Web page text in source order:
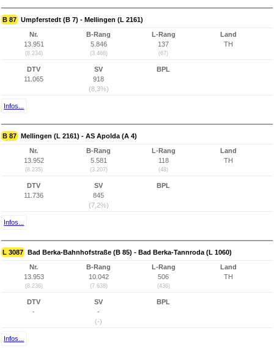
B 87 Umpferstedt (B 7) - Mellingen (L 2161)
Nr.
13.951
(8.234)
B-Rang
5.846
(3.468)
L-Rang
137
(67)
Land
TH
DTV
11.065
SV
918
(8,3%)
BPL
Infos...
B 87 Mellingen (L 2161) - AS Apolda (A 4)
Nr.
13.952
(8.235)
B-Rang
5.581
(3.207)
L-Rang
118
(48)
Land
TH
DTV
11.736
SV
845
(7,2%)
BPL
Infos...
L 3087 Bad Berka-Bahnhofstraße (B 85) - Bad Berka-Tannroda (L 1060)
Nr.
13.953
(8.236)
B-Rang
10.042
(7.638)
L-Rang
506
(436)
Land
TH
DTV
-
SV
-
(-)
BPL
Infos...